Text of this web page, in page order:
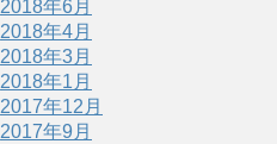
2018年6月
2018年4月
2018年3月
2018年1月
2017年12月
2017年9月